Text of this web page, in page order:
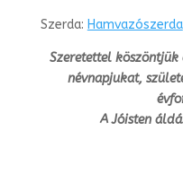
Szerda: Hamvazószerda
Szeretettel
névnapjukat,
A Jóisten